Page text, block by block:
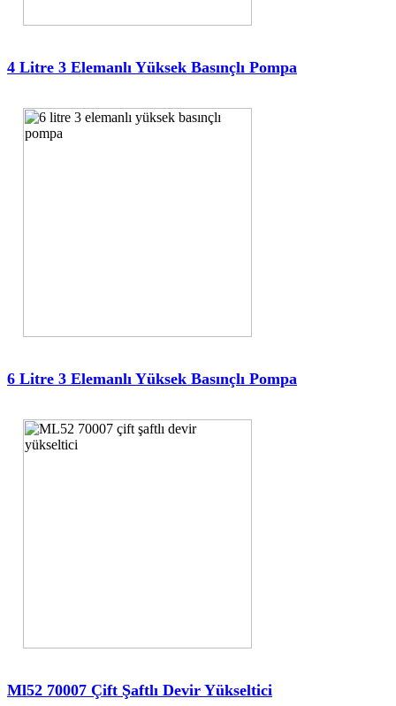
4 Litre 3 Elemanlı Yüksek Basınçlı Pompa
6 Litre 3 Elemanlı Yüksek Basınçlı Pompa
Ml52 70007 Çift Şaftlı Devir Yükseltici